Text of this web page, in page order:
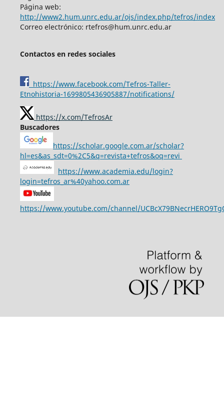
Página web:
http://www2.hum.unrc.edu.ar/ojs/index.php/tefros/index
Correo electrónico: rtefros@hum.unrc.edu.ar
Contactos en redes sociales
https://www.facebook.com/Tefros-Taller-
Etnohistoria-1699805436905887/notifications/
https://x.com/TefrosAr
Buscadores
https://scholar.google.com.ar/scholar?
hl=es&as_sdt=0%2C5&q=revista+tefros&oq=revi
https://www.academia.edu/login?
login=tefros_ar%40yahoo.com.ar
https://www.youtube.com/channel/